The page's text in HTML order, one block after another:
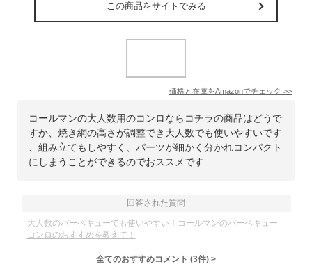
この商品をサイトでみる
価格と在庫をAmazonでチェック >>
コールマンの大人数用のコンロならコチラの商品はどうで
すか、焼き網の高さが調整でき大人数でも使いやすいです
、組み立てもしやすく、パーツが細かく分かれコンパクト
にしまうことができるのでおススメです
回答された質問
大人数のバーベキューでも使いやすい！コールマンのバーベキュー
コンロのおすすめを教えて！
全てのおすすめコメント (3件) >